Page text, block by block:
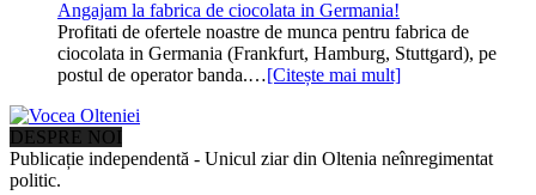
Angajam la fabrica de ciocolata in Germania!
Profitati de ofertele noastre de munca pentru fabrica de
ciocolata in Germania (Frankfurt, Hamburg, Stuttgard), pe
postul de operator banda.…[Citește mai mult]
DESPRE NOI
Publicație independentă - Unicul ziar din Oltenia neînregimentat
politic.